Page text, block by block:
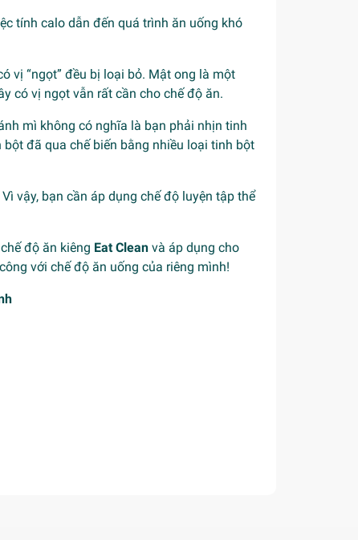
tính calo dẫn đến quá trình ăn uống khó
vị “ngọt” đều bị loại bỏ. Mật ong là một
có vị ngọt vẫn rất cần cho chế độ ăn.
mì không có nghĩa là bạn phải nhịn tinh
đã qua chế biến bằng nhiều loại tinh bột
vậy, bạn cần áp dụng chế độ luyện tập thể
độ ăn kiêng Eat Clean và áp dụng cho
với chế độ ăn uống của riêng mình!